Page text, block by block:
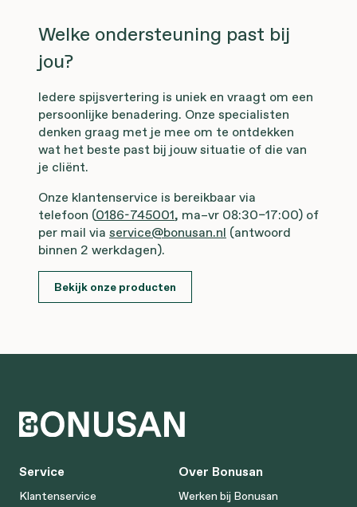
Welke ondersteuning past bij
jou?
Iedere spijsvertering is uniek en vraagt om een
persoonlijke benadering. Onze specialisten
denken graag met je mee om te ontdekken
wat het beste past bij jouw situatie of die van
je cliënt.
Onze klantenservice is bereikbaar via
telefoon (0186-745001, ma–vr 08:30–17:00) of
per mail via service@bonusan.nl (antwoord
binnen 2 werkdagen).
Bekijk onze producten
Service
Klantenservice
Over Bonusan
Werken bij Bonusan